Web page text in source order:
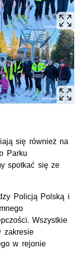
się również na
Parku
spotkać się ze
Policją Polską i
Wszystkie
zakresie
w rejonie